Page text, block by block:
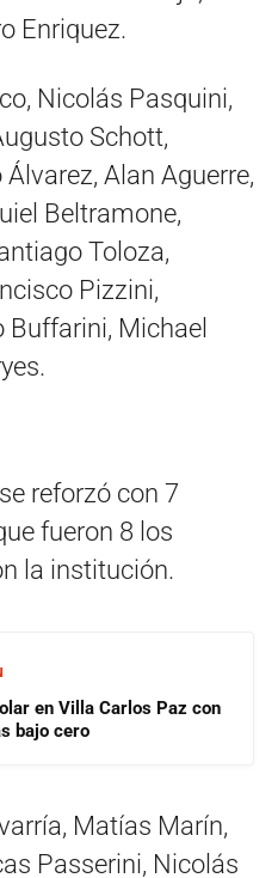
Enriquez.
Nicolás Pasquini,
Schott,
Alan Aguerre,
Beltramone,
Toloza,
Pizzini,
Buffarini, Michael
reforzó con 7
fueron 8 los
la institución.
en Villa Carlos Paz con
bajo cero
Matías Marín,
Passerini, Nicolás